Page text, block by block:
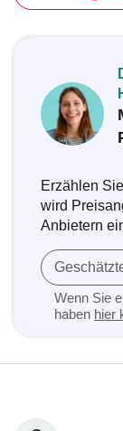
Erzählen
wird
Anbietern
Wenn Sie
haben hier